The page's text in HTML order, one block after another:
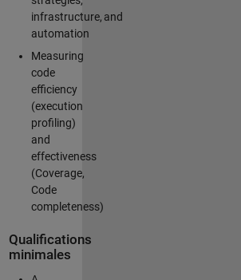
infrastructure, and
automation
Measuring
code
efficiency
(execution
profiling)
and
effectiveness
(Coverage,
Code
completeness)
Qualifications
minimales